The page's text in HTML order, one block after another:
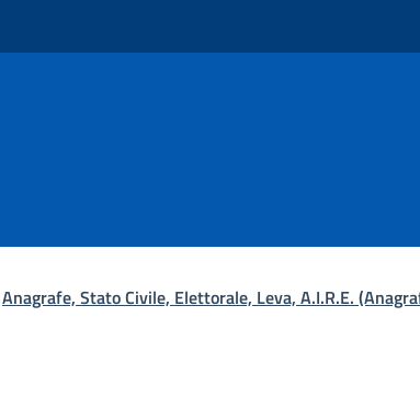
Anagrafe, Stato Civile, Elettorale, Leva, A.I.R.E.